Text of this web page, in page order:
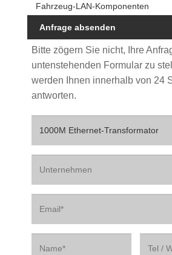
Fahrzeug-LAN-Komponenten
Anfrage absenden
Bitte zögern Sie nicht, Ihre
untenstehenden Formular zu
werden Ihnen innerhalb von 24
antworten.